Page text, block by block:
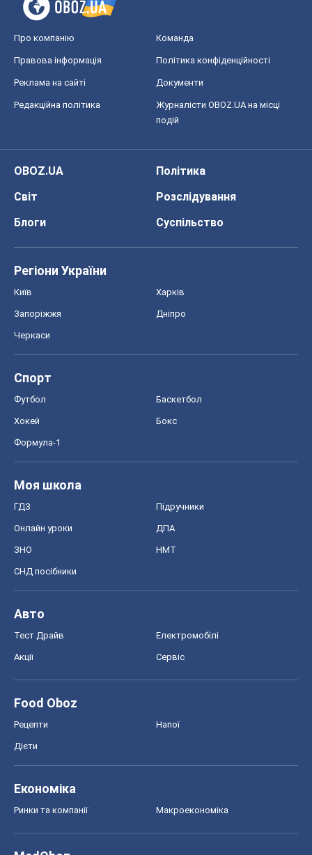
Про компанію Команда
Правова інформація Політика конфіденційності
Реклама на сайті Документи
Редакційна політика
Журналісти OBOZ.UA на місці
подій
OBOZ.UA
Політика
Світ
Розслідування
Блоги
Суспільство
Регіони України
Київ Харків
Запоріжжя Дніпро
Черкаси
Спорт
Футбол Баскетбол
Хокей Бокс
Формула-1
Моя школа
ГДЗ Підручники
Онлайн уроки ДПА
ЗНО НМТ
СНД посібники
Авто
Тест Драйв Електромобілі
Акції Сервіс
Food Oboz
Рецепти Напої
Дієти
Економіка
Ринки та компанії Макроекономіка